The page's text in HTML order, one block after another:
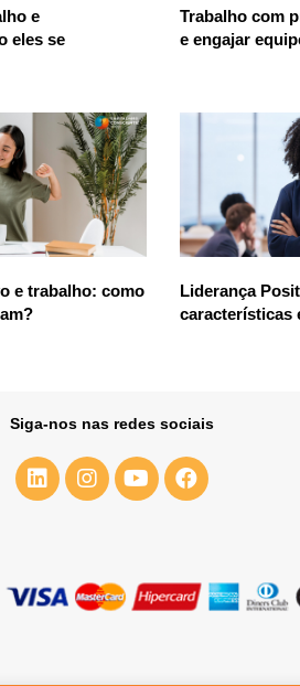
e
eles se
Trabalho com
e engajar
e trabalho: como
Liderança
características
Siga-nos nas redes sociais